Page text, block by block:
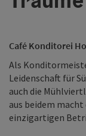
Café Konditorei
Als
Leidenschaft für
auch die
aus beidem
einzigartigen